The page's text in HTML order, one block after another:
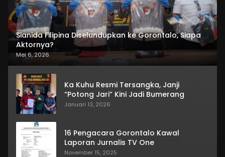
Sianida Filipina Diselundupkan ke Gorontalo, Siapa
Aktornya?
Mei 6, 2026
Ka Kuhu Resmi Tersangka, Janji
“Potong Jari” Kini Jadi Bumerang
Januari 13, 2026
16 Pengacara Gorontalo Kawal
Laporan Jurnalis TV One
November 15, 2025